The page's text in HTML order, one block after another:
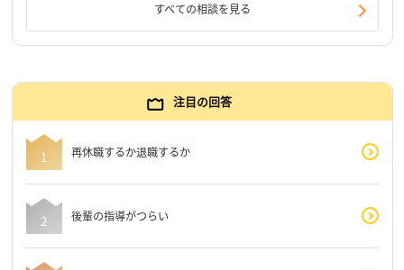
すべての相談を見る
注目の回答
再休職するか退職するか
後輩の指導がつらい